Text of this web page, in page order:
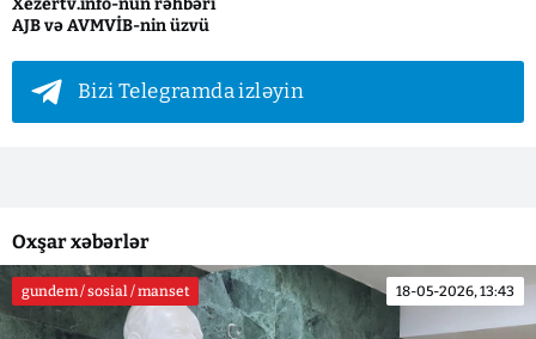
Xezertv.info-nun rəhbəri
AJB və AVMVİB-nin üzvü
Bizi Telegramda izləyin
Oxşar xəbərlər
gundem / sosial / manset 18-05-2026, 13:43